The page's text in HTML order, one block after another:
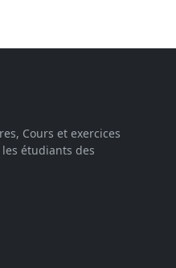
Cours et exercices
étudiants des